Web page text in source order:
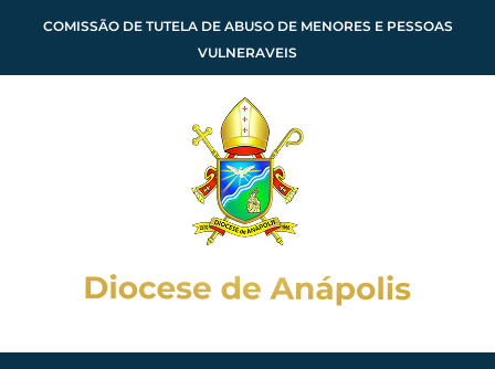
COMISSÃO DE TUTELA DE ABUSO DE MENORES E PESSOAS
VULNERAVEIS